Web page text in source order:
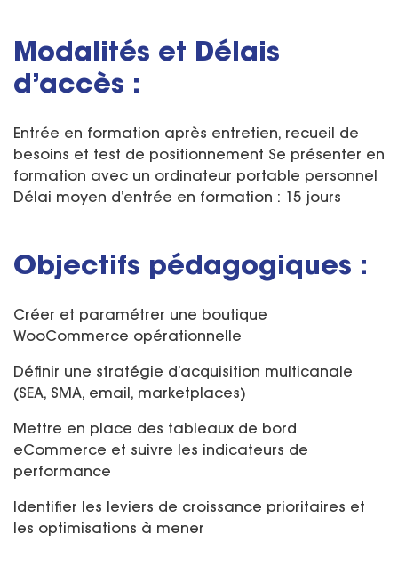
Modalités et Délais
d’accès :
Entrée en formation après entretien, recueil de
besoins et test de positionnement Se présenter en
formation avec un ordinateur portable personnel
Délai moyen d’entrée en formation : 15 jours
Objectifs pédagogiques :
Créer et paramétrer une boutique
WooCommerce opérationnelle
Définir une stratégie d’acquisition multicanale
(SEA, SMA, email, marketplaces)
Mettre en place des tableaux de bord
eCommerce et suivre les indicateurs de
performance
Identifier les leviers de croissance prioritaires et
les optimisations à mener